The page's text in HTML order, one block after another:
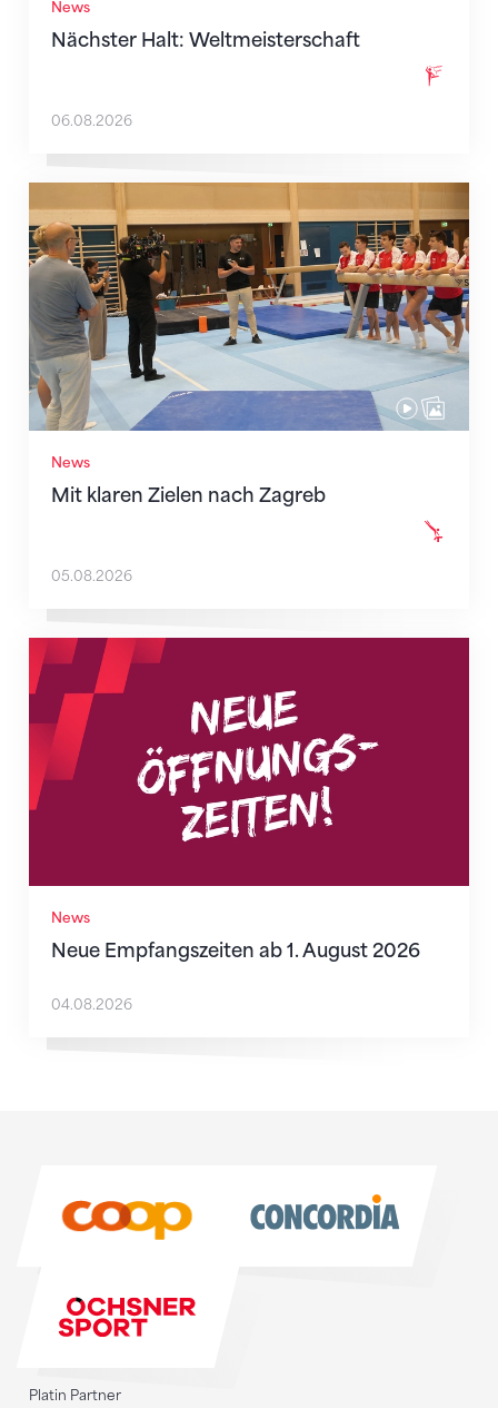
News
Nächster Halt: Weltmeisterschaft
06.08.2026
News
Mit klaren Zielen nach Zagreb
Mit klaren Zielen nach Zagreb
05.08.2026
News
Neue Empfangszeiten ab 1. August 2026
Neue Empfangszeiten ab 1. August 2026
04.08.2026
Platin Partner